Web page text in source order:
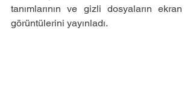
tanımlarının ve gizli dosyaların ekran
görüntülerini yayınladı.